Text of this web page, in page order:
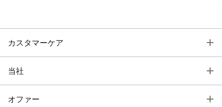
カスタマーケア
当社
オファー